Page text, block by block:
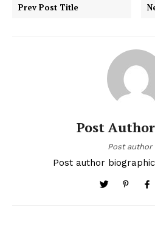
Prev Post Title
Post
Post author
Post author